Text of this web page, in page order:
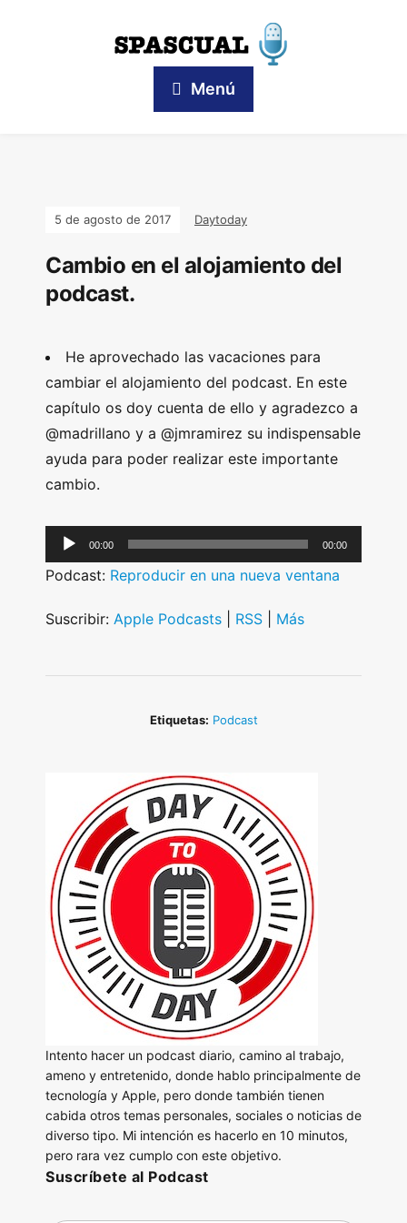
Menú
5 de agosto de 2017 Daytoday
Cambio en el alojamiento del
podcast.
He aprovechado las vacaciones para
cambiar el alojamiento del podcast. En este
capítulo os doy cuenta de ello y agradezco a
@madrillano y a @jmramirez su indispensable
ayuda para poder realizar este importante
cambio.
u
i
00:00 00:00
Podcast: Reproducir en una nueva ventana
Suscribir: Apple Podcasts RSS Más
Etiquetas: Podcast
Intento hacer un podcast diario, camino al trabajo,
ameno y entretenido, donde hablo principalmente de
tecnología y Apple, pero donde también tienen
cabida otros temas personales, sociales o noticias de
diverso tipo. Mi intención es hacerlo en 10 minutos,
pero rara vez cumplo con este objetivo.
Suscríbete al Podcast